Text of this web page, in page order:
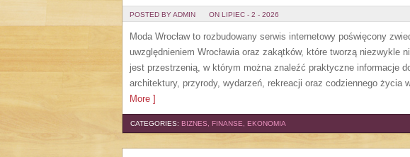
POSTED BY ADMIN ON LIPIEC - 2 - 2026
Moda Wrocław to rozbudowany serwis internetowy poświęcony
uwzględnieniem Wrocławia oraz zakątków, które tworzą niezwykle
jest przestrzenią, w którym można znaleźć praktyczne informacje
architektury, przyrody, wydarzeń, rekreacji oraz codziennego życia
More ]
CATEGORIES: BIZNES, FINANSE, EKONOMIA